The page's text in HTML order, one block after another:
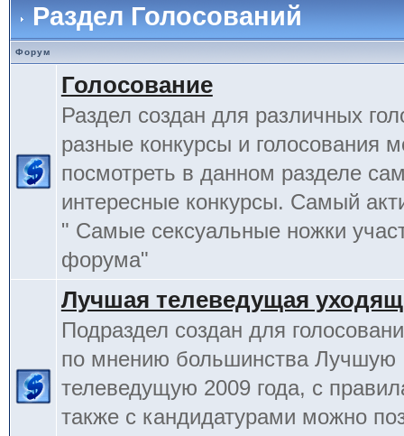
Раздел Голосований
Форум
Голосование
Раздел создан для различных
разные конкурсы и голосования
посмотреть в данном разделе
интересные конкурсы. Самый
" Самые сексуальные ножки
форума"
Лучшая телеведущая
Подраздел создан для
по мнению большинства Лучшую
телеведущую 2009 года, с
также с кандидатурами можно